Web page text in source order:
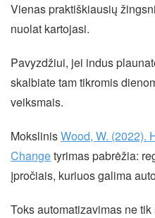
Vienas praktiškiausių
nuolat kartojasi.
Pavyzdžiui, jei indus
skalbiate tam tikromis
veiksmais.
MokslinisWood, W. (2022).
Changetyrimas pabrėžia:
įpročiais, kuriuos galima
Toks automatizavimas ne